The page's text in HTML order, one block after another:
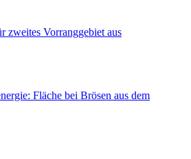
zweites Vorranggebiet aus
Fläche bei Brösen aus dem